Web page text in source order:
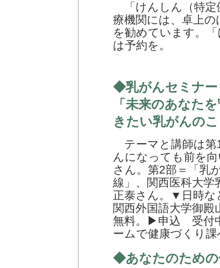
「けんしん（特定
療機関には、卓上
を勧めています。
は予約を。
◆乳がんセミナー
「未来のあなた
きたい乳がんの
テーマと講師は
んになっても前を
さん。第2部＝「乳
線」、関西医科大学
正泰さん。▼日時
関西外国語大学御
無料。▶申込 受付
ームで健康づくり
◆あなたのため